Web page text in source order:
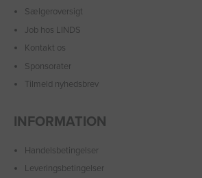
Sælgeroversigt
Job hos LINDS
Kontakt os
Sponsorater
Tilmeld nyhedsbrev
INFORMATION
Handelsbetingelser
Leveringsbetingelser